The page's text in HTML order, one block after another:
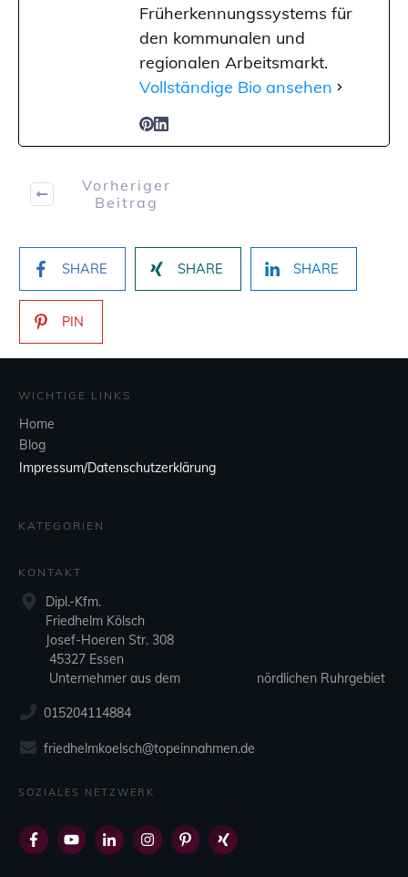
Früherkennungssystems für
den kommunalen und
regionalen Arbeitsmarkt.
Vollständige Bio ansehen
Vorheriger
Beitrag
SHARE SHARE SHARE
PIN
WICHTIGE LINKS
Home
Blog
Impressum/Datenschutzerklärung
KATEGORIEN
KONTAKT
Dipl.-Kfm.
Friedhelm Kölsch
Josef-Hoeren Str. 308
45327 Essen
Unternehmer aus dem nördlichen Ruhrgebiet
015204114884
friedhelmkoelsch@topeinnahmen.de
SOZIALES NETZWERK